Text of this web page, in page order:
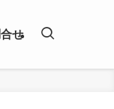
せ